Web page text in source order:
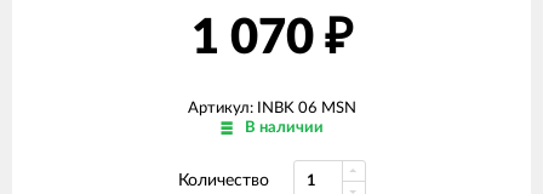
1 070 ₽
Артикул: INBK 06 MSN
В наличии
Количество